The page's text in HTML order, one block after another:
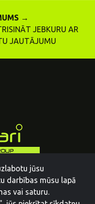
→
JEBKURU AR
JAUTĀJUMU
jūsu
darbības mūsu lapā
vai saturu.